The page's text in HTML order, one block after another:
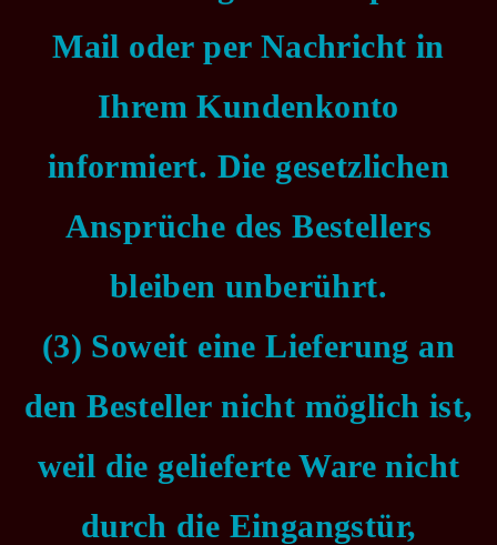
Mail oder per Nachricht in
Ihrem Kundenkonto
informiert. Die gesetzlichen
Ansprüche des Bestellers
bleiben unberührt.
(3) Soweit eine Lieferung an
den Besteller nicht möglich ist,
weil die gelieferte Ware nicht
durch die Eingangstür,